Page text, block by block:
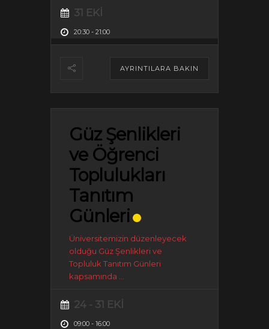
31 EKI
20:30 - 21:00
AYRINTILARA BAKIN
Güz Şenlikleri
ve Öğrenci
Toplulukları
Tanıtım
Günleri
Üniversitemizin düzenleyecek
olduğu Güz Şenlikleri ve
Topluluk Tanıtım Günleri
kapsamında
24 - 31 EKI
09:00 - 16:00